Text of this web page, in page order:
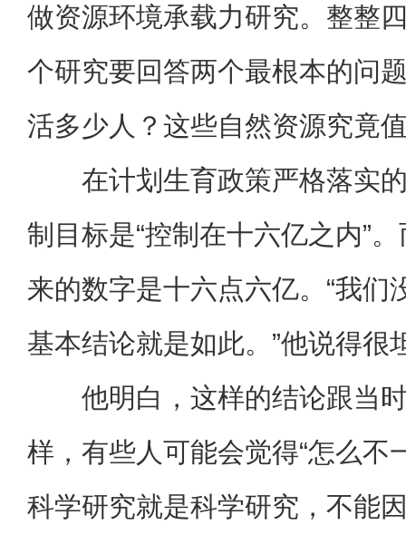
做资源环境承载力研究。整整
个研究要回答两个最根本的问
活多少人？这些自然资源究竟
在计划生育政策严格落实
制目标是“控制在十六亿之内”
来的数字是十六点六亿。“我们
基本结论就是如此。”他说得很
他明白，这样的结论跟当
样，有些人可能会觉得“怎么不
科学研究就是科学研究，不能